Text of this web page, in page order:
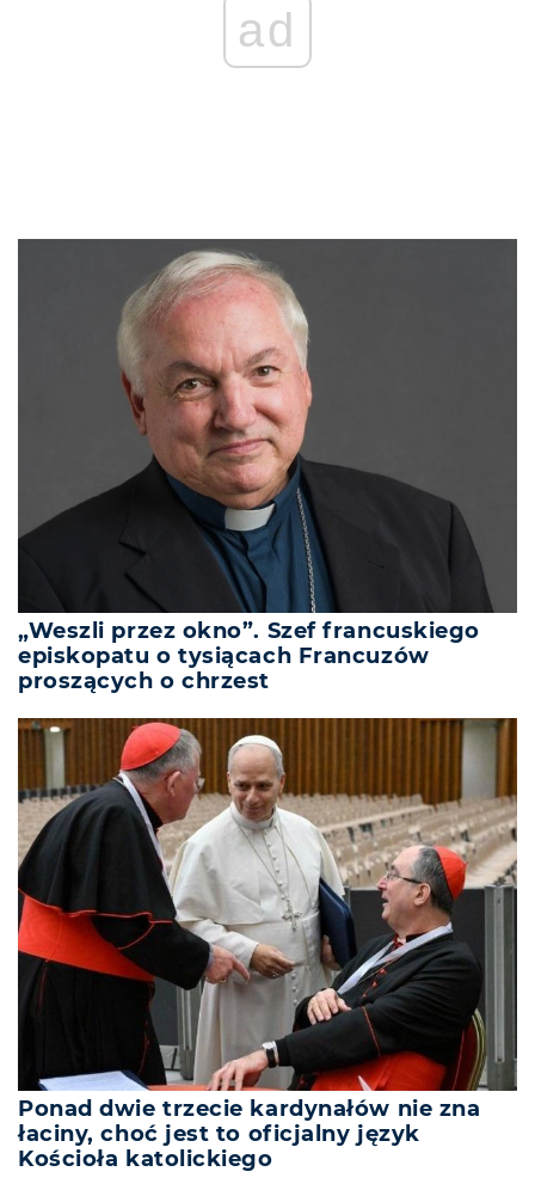
„Weszli przez okno”. Szef francuskiego
episkopatu o tysiącach Francuzów
proszących o chrzest
Ponad dwie trzecie kardynałów nie zna
łaciny, choć jest to oficjalny język
Kościoła katolickiego